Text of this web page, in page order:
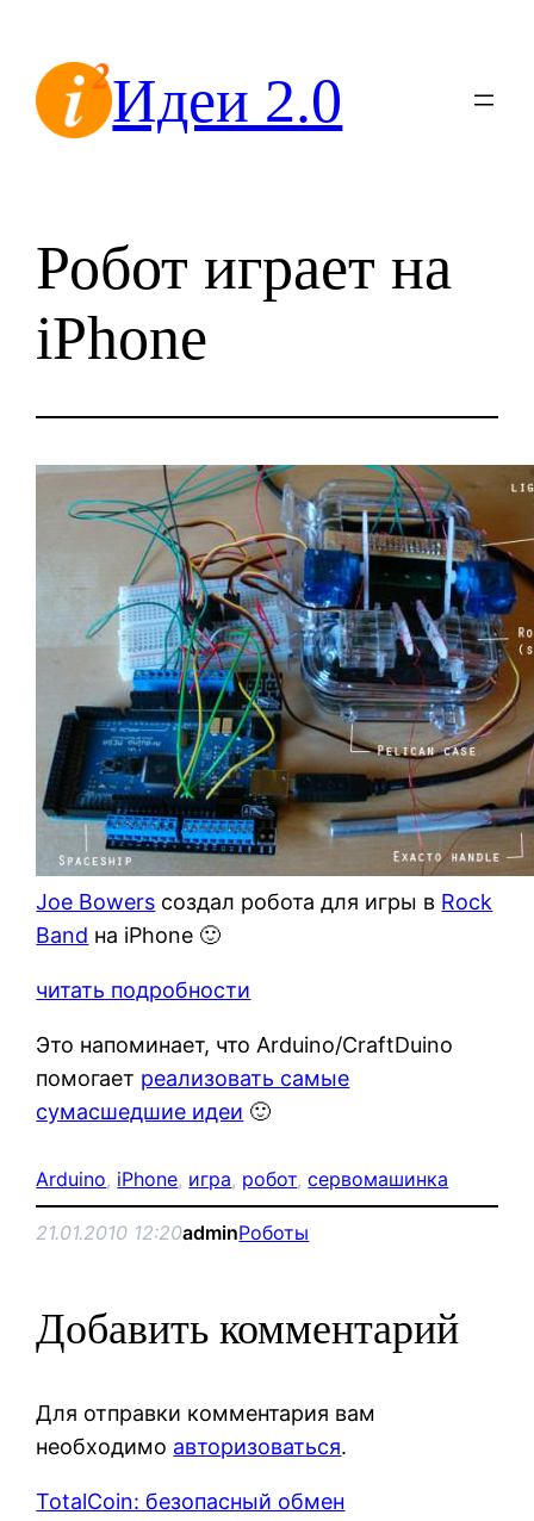
содержимомуИдеи 2.0
Робот играет на
iPhone
Joe Bowers создал робота для игры в Rock
Band на iPhone 🙂
читать подробности
Это напоминает, что Arduino/CraftDuino
помогает реализовать самые
сумасшедшие идеи 🙂
Arduino, iPhone, игра, робот, сервомашинка
21.01.2010 12:20adminРоботы
Добавить комментарий
Для отправки комментария вам
необходимо авторизоваться.
TotalCoin: безопасный обмен